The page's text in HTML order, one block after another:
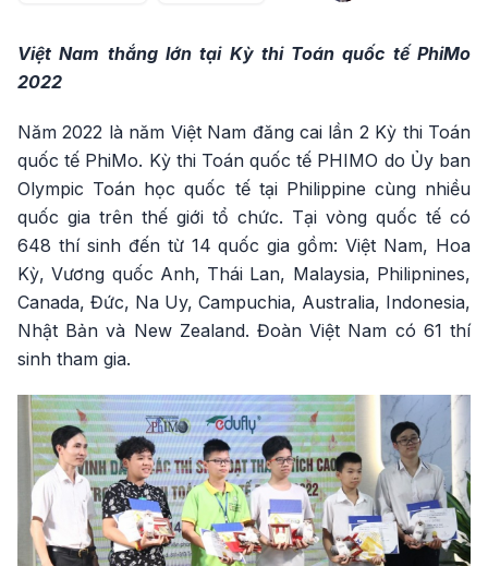
Việt Nam thắng lớn tại Kỳ thi Toán quốc tế PhiMo
2022
Năm 2022 là năm Việt Nam đăng cai lần 2 Kỳ thi Toán
quốc tế PhiMo. Kỳ thi Toán quốc tế PHIMO do Ủy ban
Olympic Toán học quốc tế tại Philippine cùng nhiều
quốc gia trên thế giới tổ chức. Tại vòng quốc tế có
648 thí sinh đến từ 14 quốc gia gồm: Việt Nam, Hoa
Kỳ, Vương quốc Anh, Thái Lan, Malaysia, Philipnines,
Canada, Đức, Na Uy, Campuchia, Australia, Indonesia,
Nhật Bản và New Zealand. Đoàn Việt Nam có 61 thí
sinh tham gia.